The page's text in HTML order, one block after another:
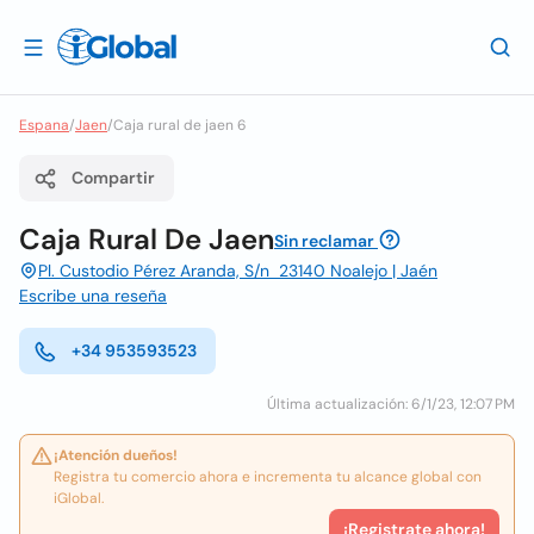
Espana/Jaen/Caja rural de jaen 6
Compartir
Caja Rural De JaenSin reclamar
Pl. Custodio Pérez Aranda, S/n 23140 Noalejo | Jaén
Escribe una reseña
+34 953593523
Última actualización: 6/1/23, 12:07 PM
¡Atención dueños!
Registra tu comercio ahora e incrementa tu alcance global con
iGlobal.
¡Registrate ahora!